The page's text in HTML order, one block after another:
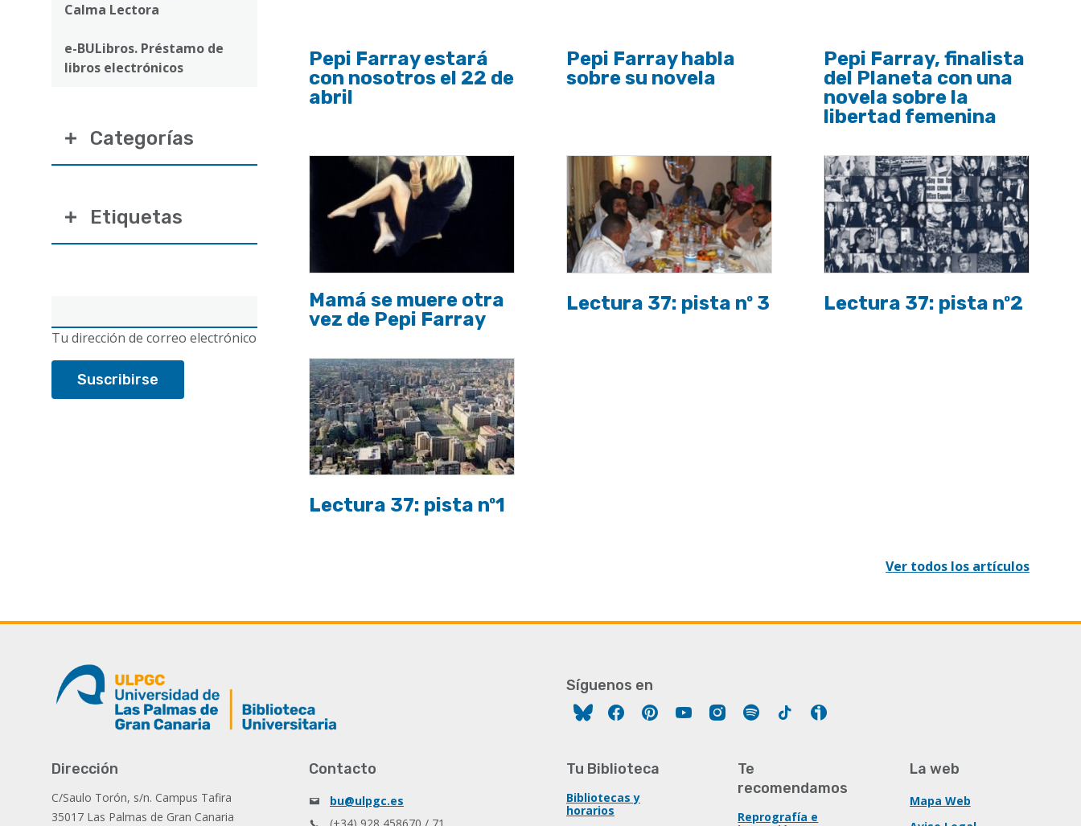
Calma Lectora
e-BULibros. Préstamo de
libros electrónicos
electrónico
Tu dirección de correo electrónico
Categorías
Etiquetas
Pepi Farray estará
con nosotros el 22 de
abril
Pepi Farray habla
sobre su novela
Pepi Farray, finalista
del Planeta con una
novela sobre la
libertad femenina
Mamá se muere otra
vez de Pepi Farray
Lectura 37: pista nº 3 Lectura 37: pista nº2
Lectura 37: pista nº1
Ver todos los artículos
Síguenos en
FacebookPinterestYouTubeInstagram
Spotify Tiktok
Dirección
C/Saulo Torón, s/n. Campus Tafira
35017 Las Palmas de Gran Canaria
Contacto
bu@ulpgc.es
Tu Biblioteca
Bibliotecas y
horarios
Te
recomendamos
Reprografía e
La web
Mapa Web